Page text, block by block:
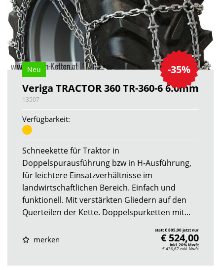
-35%
Neu
Veriga TRACTOR 360 TR-360-6 6.0mm
13507
Verfügbarkeit:
Schneekette für Traktor in
Doppelspurausführung bzw in H-Ausführung,
für leichtere Einsatzverhältnisse im
landwirtschaftlichen Bereich. Einfach und
funktionell. Mit verstärkten Gliedern auf den
Querteilen der Kette. Doppelspurketten mit...
merken
statt € 805,00 jetzt nur
€ 524,00
inkl. 20% MwSt
€ 436,67exkl. MwSt